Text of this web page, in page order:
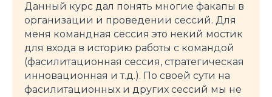
Данный курс дал понять многие факапы в
организации и проведении сессий. Для
меня командная сессия это некий мостик
для входа в историю работы с командой
(фасилитационная сессия, стратегическая
инновационная и т.д.). По своей сути на
фасилитационных и других сессий мы не